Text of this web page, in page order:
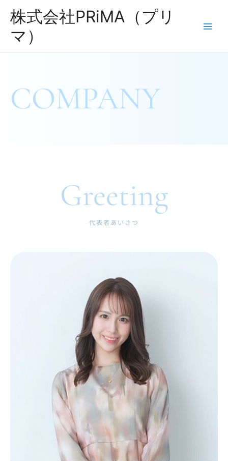
株式会社PRiMA（プリ
マ）
COMPANY
Greeting
代表者あいさつ